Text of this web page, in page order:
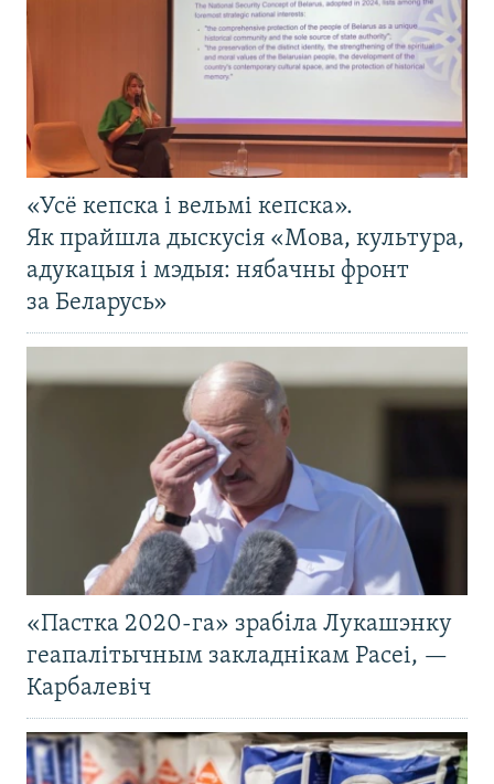
«Усё кепска і вельмі кепска».
Як прайшла дыскусія «Мова, культура,
адукацыя і мэдыя: нябачны фронт
за Беларусь»
«Пастка 2020-га» зрабіла Лукашэнку
геапалітычным закладнікам Расеі, —
Карбалевіч